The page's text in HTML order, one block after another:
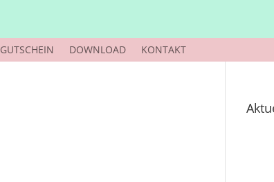
GUTSCHEIN DOWNLOAD KONTAKT